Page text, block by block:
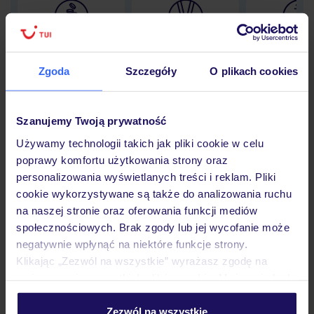
Zgoda Szczegóły O plikach cookies
Szanujemy Twoją prywatność
Używamy technologii takich jak pliki cookie w celu
poprawy komfortu użytkowania strony oraz
personalizowania wyświetlanych treści i reklam. Pliki
cookie wykorzystywane są także do analizowania ruchu
na naszej stronie oraz oferowania funkcji mediów
społecznościowych. Brak zgody lub jej wycofanie może
negatywnie wpłynąć na niektóre funkcje strony.
Klikając „Zezwól na wszystkie” wyrażasz zgodę na
personalizować swój wybór wchodząc w zakładkę
Zezwól na wszystkie
Lider niskich cen
podróży w Polsce
30 lat w
Hotel
Pokoje
Wyżywienie
Atrakcje